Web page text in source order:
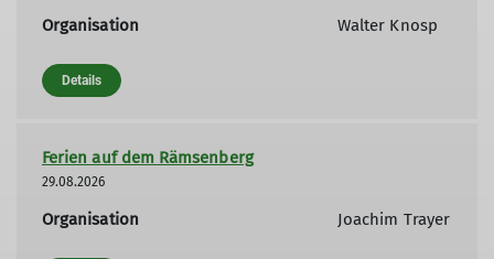
Organisation Walter Knosp
Details
Ferien auf dem Rämsenberg
29.08.2026
Organisation Joachim Trayer